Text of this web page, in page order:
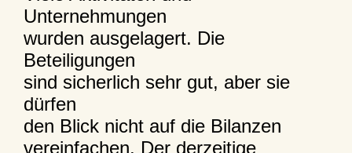
Unternehmungen
wurden ausgelagert. Die
Beteiligungen
sind sicherlich sehr gut, aber sie
dürfen
den Blick nicht auf die Bilanzen
vereinfachen. Der derzeitige